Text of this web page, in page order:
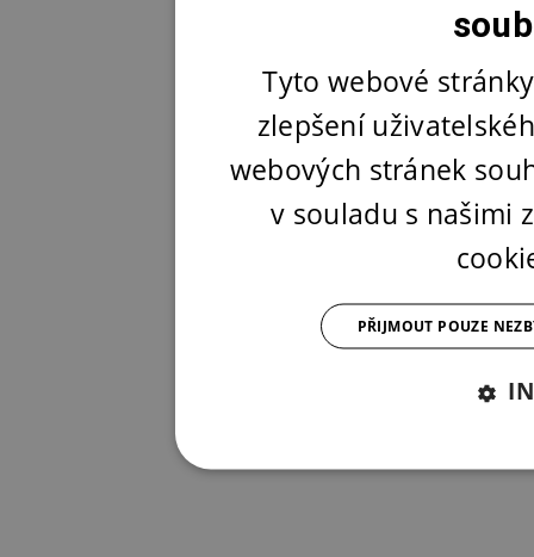
Tyto webové
zlepšení
webových stránek
v souladu s našimi
PŘIJMOUT POUZE